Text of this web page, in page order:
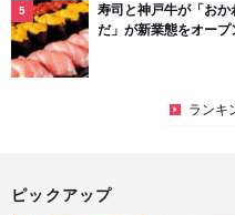
寿司と神戸牛が「おか
だ」が新業態をオープ
ランキ
ピックアップ